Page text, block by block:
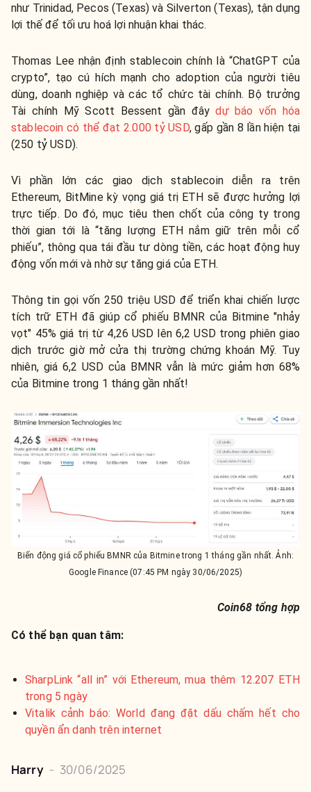
như Trinidad, Pecos (Texas) và Silverton (Texas), tận dụng
lợi thế để tối ưu hoá lợi nhuận khai thác.
Thomas Lee nhận định stablecoin chính là “ChatGPT của
crypto”, tạo cú hích mạnh cho adoption của người tiêu
dùng, doanh nghiệp và các tổ chức tài chính. Bộ trưởng
Tài chính Mỹ Scott Bessent gần đâydự báo vốn hóa
stablecoin có thể đạt 2.000 tỷ USD, gấp gần 8 lần hiện tại
(250 tỷ USD).
Vì phần lớn các giao dịch stablecoin diễn ra trên
Ethereum, BitMine kỳ vọng giá trị ETH sẽ được hưởng lợi
trực tiếp. Do đó, mục tiêu then chốt của công ty trong
thời gian tới là “tăng lượng ETH nắm giữ trên mỗi cổ
phiếu”, thông qua tái đầu tư dòng tiền, các hoạt động huy
động vốn mới và nhờ sự tăng giá của ETH.
Thông tin gọi vốn 250 triệu USD để triển khai chiến lược
tích trữ ETH đã giúp cổ phiếu BMNR của Bitmine "nhảy
vọt" 45% giá trị từ 4,26 USD lên 6,2 USD trong phiên giao
dịch trước giờ mở cửa thị trường chứng khoán Mỹ. Tuy
nhiên, giá 6,2 USD của BMNR vẫn là mức giảm hơn 68%
của Bitmine trong 1 tháng gần nhất!
Biến động giá cổ phiếu BMNR của Bitmine trong 1 tháng gần nhất. Ảnh:
Google Finance (07:45 PM ngày 30/06/2025)
Coin68 tổng hợp
Có thể bạn quan tâm:
SharpLink “all in” với Ethereum, mua thêm 12.207 ETH
trong 5 ngày
Vitalik cảnh báo: World đang đặt dấu chấm hết cho
quyền ẩn danh trên internet
Harry - 30/06/2025